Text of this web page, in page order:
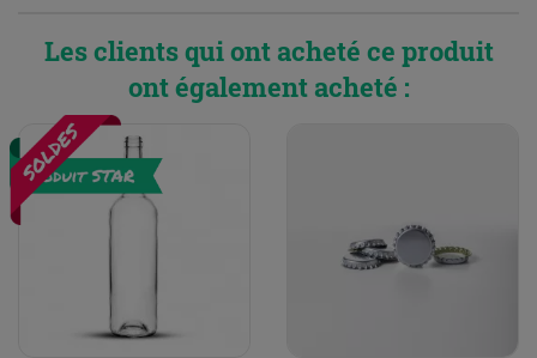
Les clients qui ont acheté ce produit
ont également acheté :